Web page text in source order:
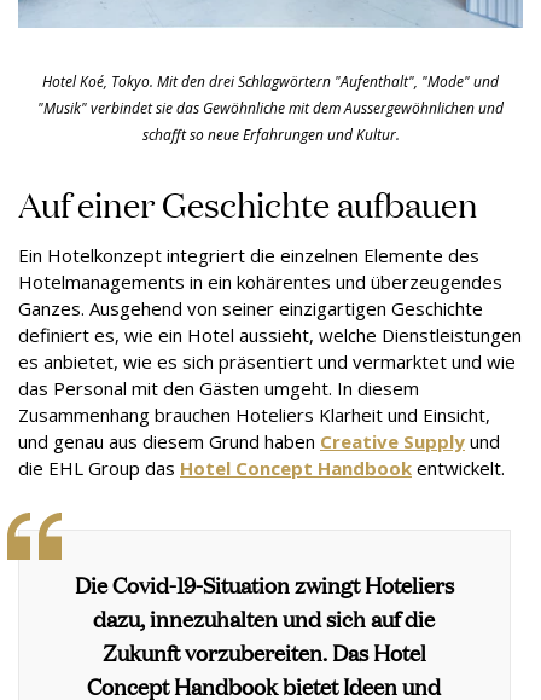
Hotel Koé, Tokyo. Mit den drei Schlagwörtern "Aufenthalt", "Mode" und
"Musik" verbindet sie das Gewöhnliche mit dem Aussergewöhnlichen und
schafft so neue Erfahrungen und Kultur.
Auf einer Geschichte aufbauen
Ein Hotelkonzept integriert die einzelnen Elemente des
Hotelmanagements in ein kohärentes und überzeugendes
Ganzes. Ausgehend von seiner einzigartigen Geschichte
definiert es, wie ein Hotel aussieht, welche Dienstleistungen
es anbietet, wie es sich präsentiert und vermarktet und wie
das Personal mit den Gästen umgeht. In diesem
Zusammenhang brauchen Hoteliers Klarheit und Einsicht,
und genau aus diesem Grund haben Creative Supply und
die EHL Group das Hotel Concept Handbook entwickelt.
Die Covid-19-Situation zwingt Hoteliers
dazu, innezuhalten und sich auf die
Zukunft vorzubereiten. Das Hotel
Concept Handbook bietet Ideen und